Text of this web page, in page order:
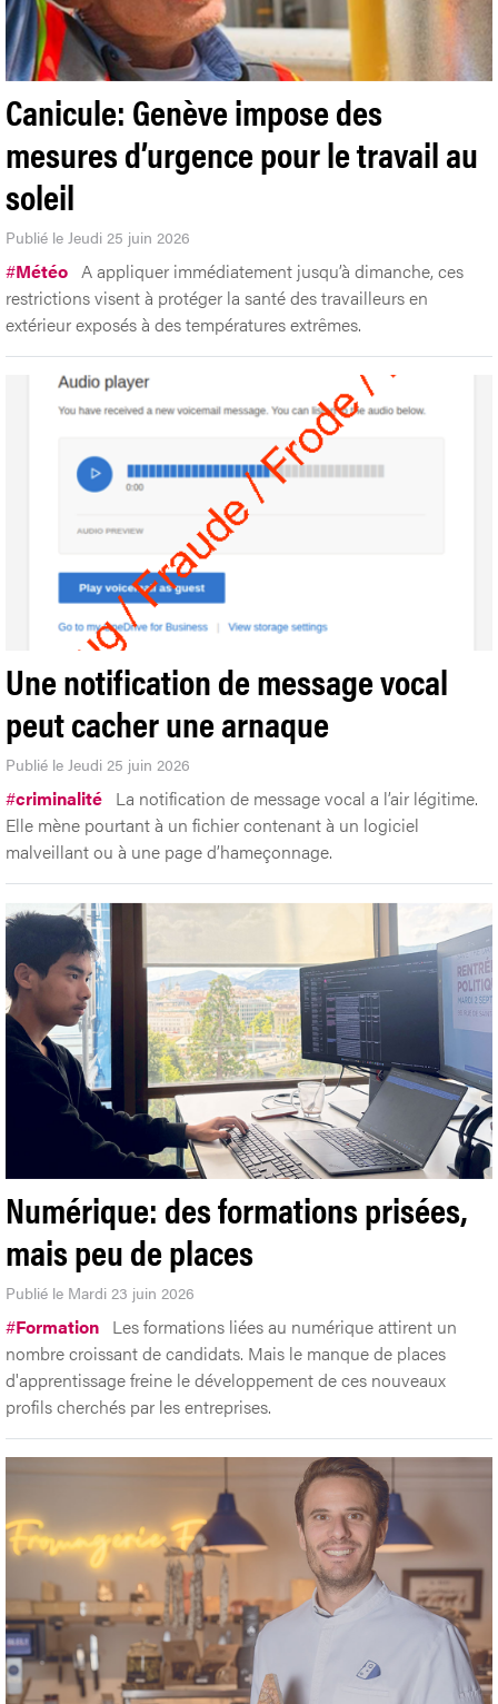
Canicule: Genève impose des
mesures d’urgence pour le travail au
soleil
Publié le Jeudi 25 juin 2026
restrictions visent à protéger la santé des travailleurs en
extérieur exposés à des températures extrêmes.
Une notification de message vocal
peut cacher une arnaque
Publié le Jeudi 25 juin 2026
Elle mène pourtant à un fichier contenant à un logiciel
malveillant ou à une page d’hameçonnage.
Numérique: des formations prisées,
mais peu de places
Publié le Mardi 23 juin 2026
#Formation Les formations liées au numérique attirent un
d'apprentissage freine le développement de ces nouveaux